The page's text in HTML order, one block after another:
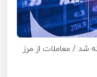
شد / معاملات از مرز